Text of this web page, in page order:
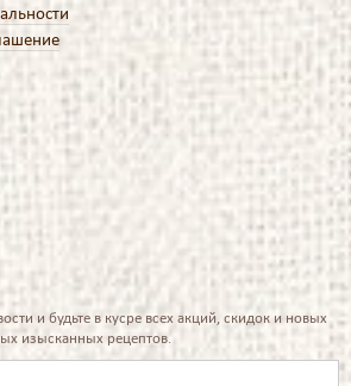
и будьте в кусре всех акций, скидок и новых
изысканных рецептов.